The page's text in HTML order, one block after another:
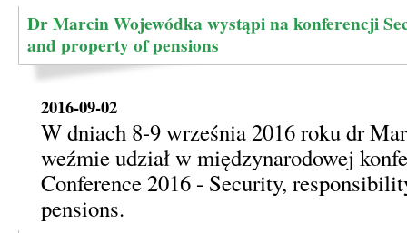
Dr Marcin Wojewódka wystąpi na konferencji
and property of pensions
2016-09-02
W dniach 8-9 września 2016 roku dr
weźmie udział w międzynarodowej
Conference 2016 - Security,
pensions.